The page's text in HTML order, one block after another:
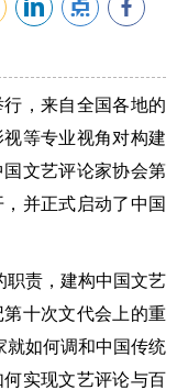
，来自全国各地的
等专业视角对构建
文艺评论家协会第
并正式启动了中国
责，建构中国文艺
十次文代会上的重
就如何调和中国传统
实现文艺评论与百